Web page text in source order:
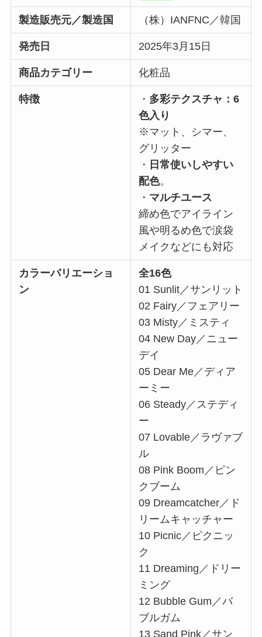
製造販売元／製造国 （株）IANFNC／韓国
発売日 2025年3月15日
商品カテゴリー 化粧品
特徴 ・ 多彩テクスチャ：6
色入り
※マット、シマー、
グリッター
・ 日常使いしやすい
配色。
・ マルチユース
締め色でアイライン
風や明るめ色で涙袋
メイクなどにも対応
カラーバリエーショ
ン
全16色
01 Sunlit／サンリット
02 Fairy／フェアリー
03 Misty／ミスティ
04 New Day／ニュー
デイ
05 Dear Me／ディア
ーミー
06 Steady／ステディ
ー
07 Lovable／ラヴァブ
ル
08 Pink Boom／ピン
クブーム
09 Dreamcatcher／ド
リームキャッチャー
10 Picnic／ピクニッ
ク
11 Dreaming／ドリー
ミング
12 Bubble Gum／バ
ブルガム
13 Sand Pink／サン